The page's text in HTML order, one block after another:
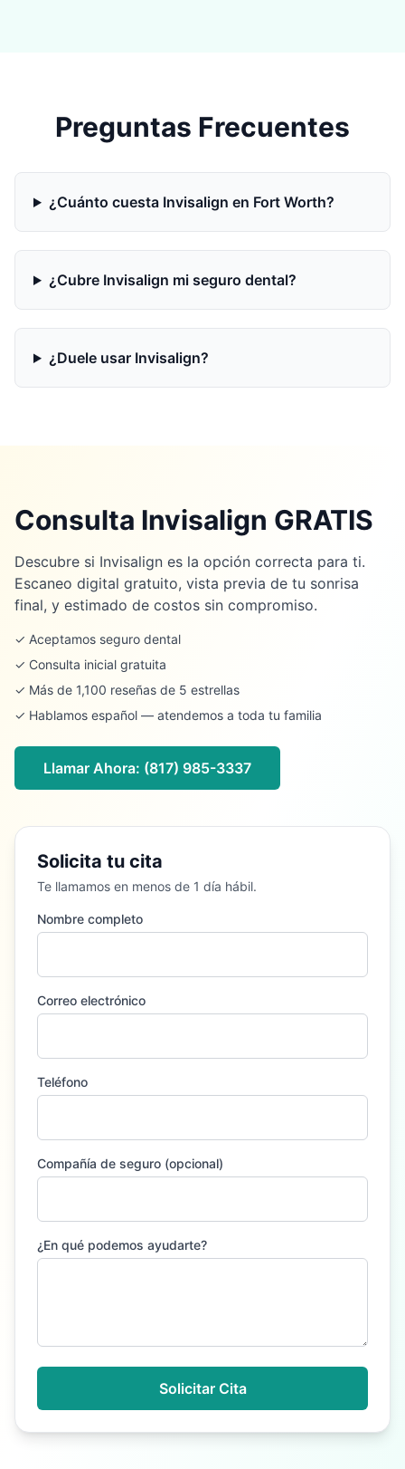
Preguntas Frecuentes
¿Cuánto cuesta Invisalign en Fort Worth?
¿Cubre Invisalign mi seguro dental?
¿Duele usar Invisalign?
Consulta Invisalign GRATIS
Descubre si Invisalign es la opción correcta para ti.
Escaneo digital gratuito, vista previa de tu sonrisa
final, y estimado de costos sin compromiso.
✓ Aceptamos seguro dental
✓ Consulta inicial gratuita
✓ Más de 1,100 reseñas de 5 estrellas
✓ Hablamos español — atendemos a toda tu familia
Llamar Ahora: (817) 985-3337
Solicita tu cita
Te llamamos en menos de 1 día hábil.
Nombre completo
Correo electrónico
Teléfono
Compañía de seguro (opcional)
¿En qué podemos ayudarte?
Solicitar Cita